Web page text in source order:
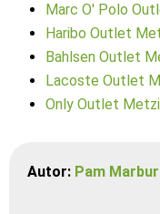
Marc O' Polo
Haribo Outlet
Bahlsen Outlet
Lacoste Outlet
Only Outlet
Autor: Pam